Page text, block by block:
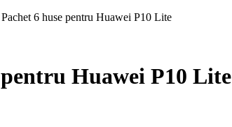
6 huse pentru Huawei P10 Lite
Huawei P10 Lite